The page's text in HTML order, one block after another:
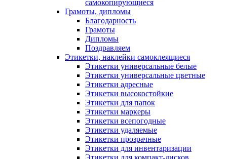
самокопирующиеся
Грамоты, дипломы
Благодарность
Грамоты
Дипломы
Поздравляем
Этикетки, наклейки самоклеящиеся
Этикетки универсальные белые
Этикетки универсальные цветные
Этикетки адресные
Этикетки высокостойкие
Этикетки для папок
Этикетки маркеры
Этикетки всепогодные
Этикетки удаляемые
Этикетки прозрачные
Этикетки для инвентаризации